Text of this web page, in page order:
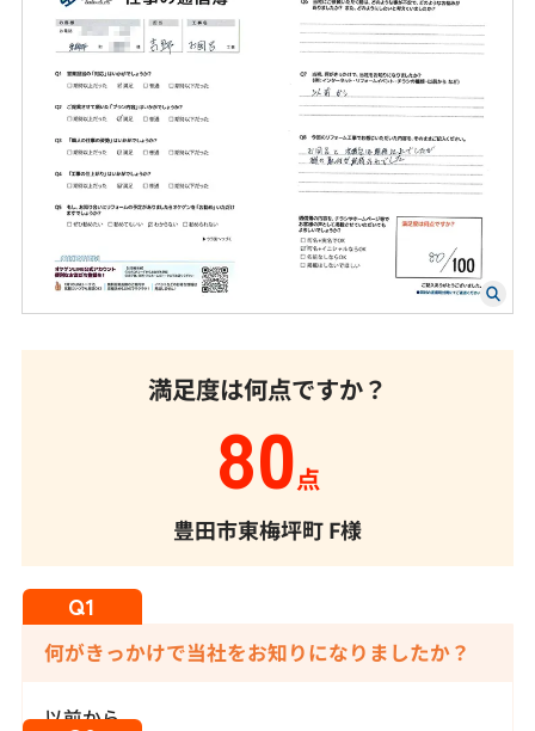
満足度は何点ですか？
80点
豊田市東梅坪町F様
何がきっかけで当社をお知りになりましたか？
以前から。